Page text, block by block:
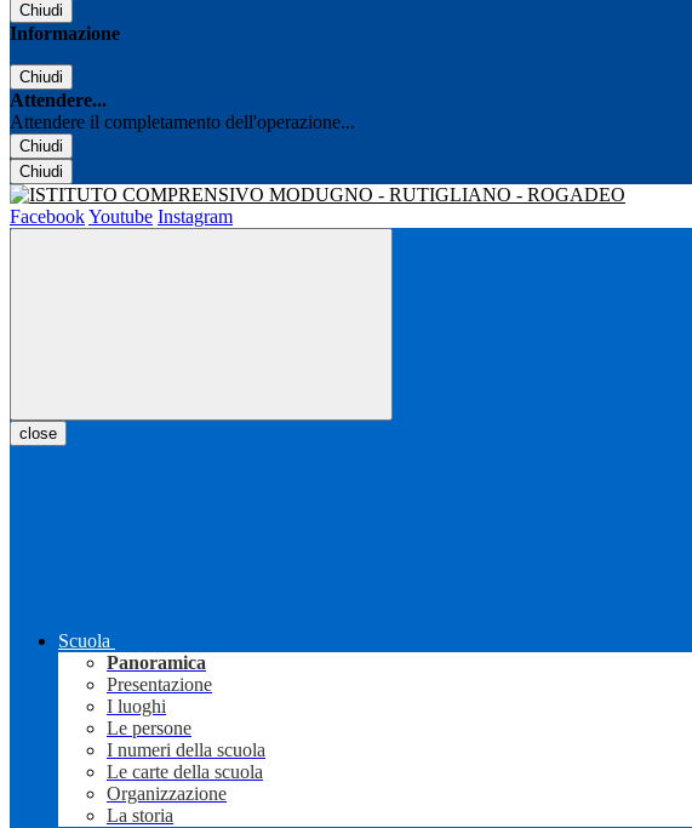
Chiudi
Informazione
Chiudi
Attendere...
Attendere il completamento dell'operazione...
Chiudi
Chiudi
FacebookYoutube Instagram
close
Scuola
Panoramica
Presentazione
I luoghi
Le persone
I numeri della scuola
Le carte della scuola
Organizzazione
La storia